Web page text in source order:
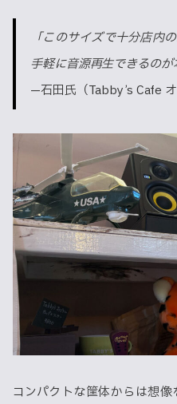
「このサイズで十分店内
手軽に音源再生できるのが
—石田氏（Tabby’s Cafe オ
コンパクトな筐体からは想